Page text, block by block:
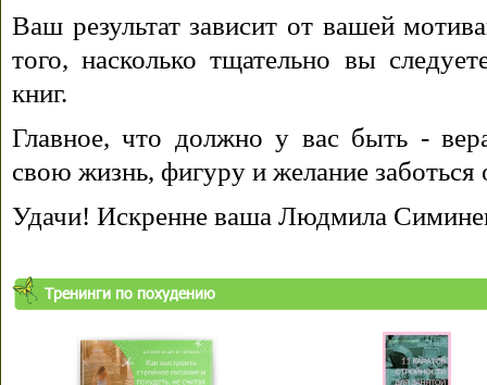
Ваш результат зависит от вашей
того, насколько тщательно вы
книг.
Главное, что должно у вас быть -
свою жизнь, фигуру и желание заботься
Удачи! Искренне ваша Людмила
Тренинги по похудению